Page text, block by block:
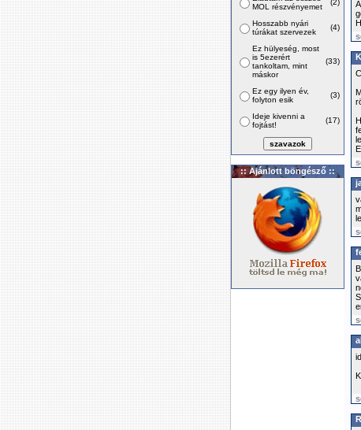
MOL részvényemet
(2)
Hosszabb nyári
túrákat szervezek
(4)
Ez hülyeség, most
is 5ezerért
tankoltam, mint
máskor
(33)
Ez egy ilyen év,
folyton esik
(3)
Ideje kivenni a
fojtást!
(17)
:: Ajánlott böngésző ::